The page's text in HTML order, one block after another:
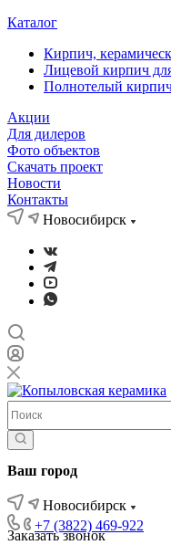
Каталог
Кирпич,
Лицевой кирпич
Полнотелый
Акции
Для дилеров
Фото объектов
Скачать проект
Новости
Контакты
Новосибирск
Ваш город
Новосибирск
+7 (3822) 469-922
Заказать звонок